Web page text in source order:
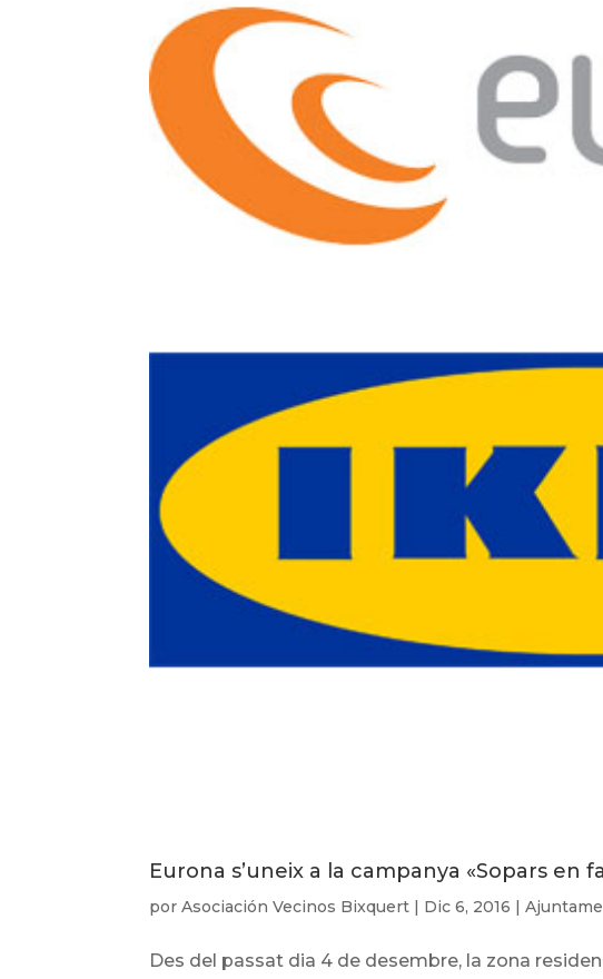
Eurona s’uneix a la campanya «Sopars en
porAsociación Vecinos Bixquert | Dic 6, 2016 |
Des del passat dia 4 de desembre, la zona